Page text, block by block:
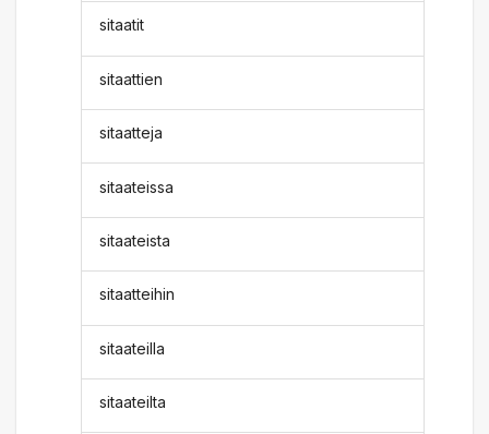
sitaatit
sitaattien
sitaatteja
sitaateissa
sitaateista
sitaatteihin
sitaateilla
sitaateilta